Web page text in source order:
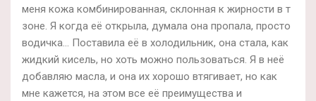
меня кожа комбинированная, склонная к жирности в т
зоне. Я когда её открыла, думала она пропала, просто
водичка… Поставила её в холодильник, она стала, как
жидкий кисель, но хоть можно пользоваться. Я в неё
добавляю масла, и она их хорошо втягивает, но как
мне кажется, на этом все её преимущества и